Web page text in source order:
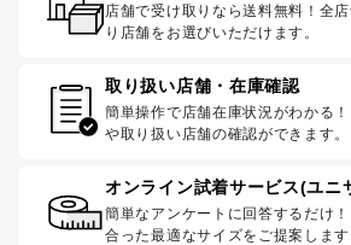
店舗で受け取りなら送料無料！全
り店舗をお選びいただけます。
取り扱い店舗・在庫確認
簡単操作で店舗在庫状況がわかる
や取り扱い店舗の確認ができます。
オンライン試着サービス(ユニ
簡単なアンケートに回答するだけ
合った最適なサイズをご提案します